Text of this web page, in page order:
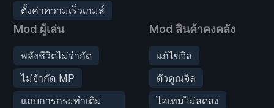
ตั้งค่าความเร็วเกมส์
Mod ผู้เล่น
พลังชีวิตไม่จำกัด
ไม่จำกัด MP
แถบการกระทำเติม
Mod สินค้าคงคลัง
แก้ไขจิล
ตัวคูณจิล
ไอเทมไม่ลดลง